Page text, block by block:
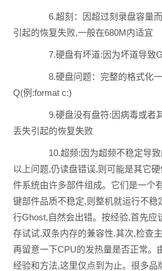
6.超刻：因超过刻录盘容量而
引起的恢复失败,一般在680M内适宜
7.硬盘有坏道:因为坏道导致
8.硬盘问题：完整的格式化一
Q(例:format c:)
9.硬盘没有盘符:因病毒或者
丢失引起的恢复失败
10.超频:因为超频不稳定导致
以上问题,仍读盘错误,则可能是其它
件系统由许多部件组成。它们是一个
键部件品质不稳定,则整机就运行不稳
行Ghost,自然会出错。按经验,首先应
存试试.双条内存的兼容性.其次,检查
再留意一下CPU的发热量是否正常。
经验和方法,这里仅点到为止。很多品